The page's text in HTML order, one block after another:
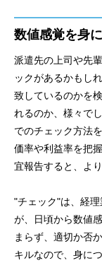
数値感覚を身
派遣先の上司や先
ックがあるかもし
致しているのかを
れるのか、様々で
でのチェック方法
価率や利益率を把
宜報告すると、よ
"チェック"は、経
が、日頃から数値
まらず、適切か否
キルなので、身に